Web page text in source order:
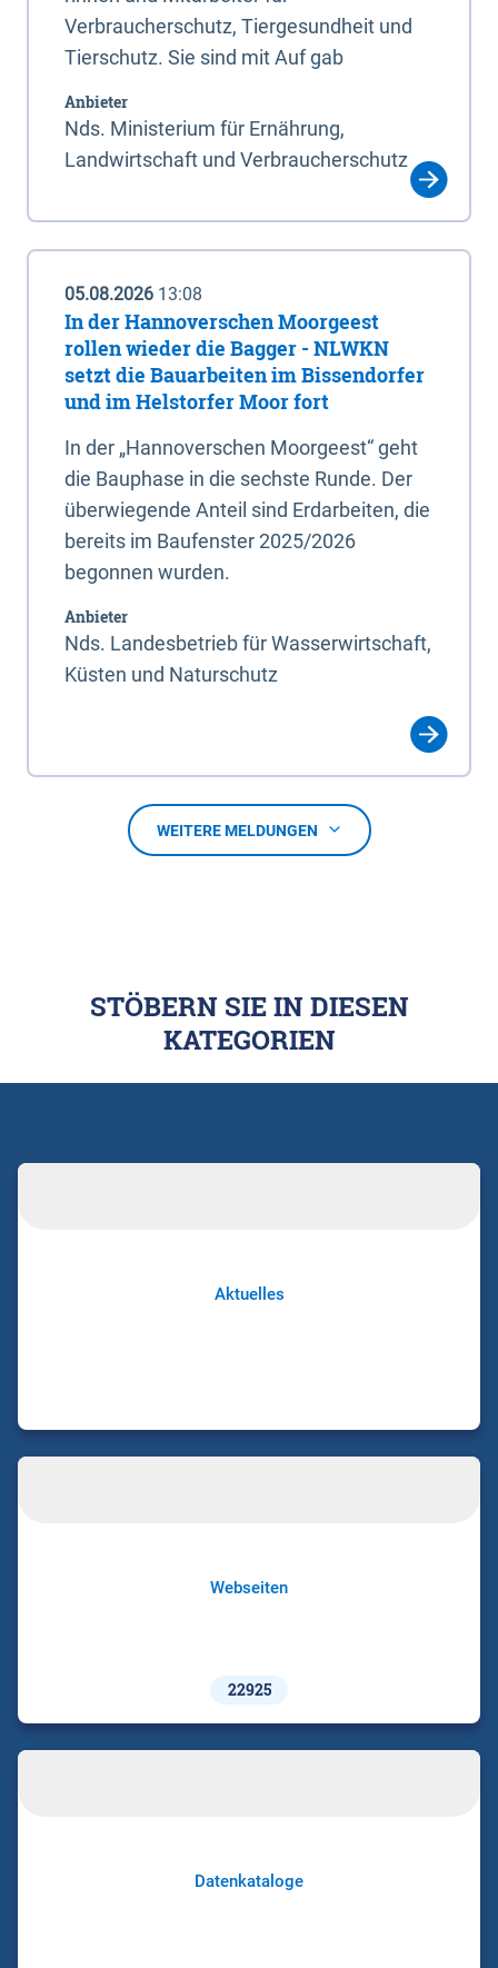
Verbraucherschutz, Tiergesundheit und
Tierschutz. Sie sind mit Auf gab
Anbieter
Nds. Ministerium für Ernährung,
Landwirtschaft und Verbraucherschutz
05.08.2026 13:08
In der Hannoverschen Moorgeest
rollen wieder die Bagger - NLWKN
setzt die Bauarbeiten im Bissendorfer
und im Helstorfer Moor fort
In der „Hannoverschen Moorgeest“ geht
die Bauphase in die sechste Runde. Der
überwiegende Anteil sind Erdarbeiten, die
bereits im Baufenster 2025/2026
begonnen wurden.
Anbieter
Nds. Landesbetrieb für Wasserwirtschaft,
Küsten und Naturschutz
WEITERE MELDUNGEN
STÖBERN SIE IN DIESEN
KATEGORIEN
Aktuelles
Webseiten
22925
Datenkataloge